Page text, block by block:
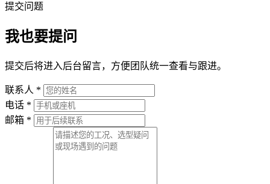
提交问题
我也要提问
提交后将进入后台留言，方便团队统一查看与跟进。
联系人 *
电话 *
邮箱 *